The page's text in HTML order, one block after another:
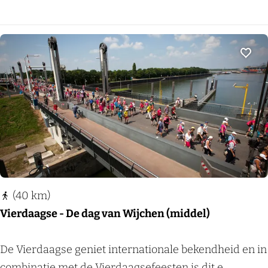
t
a
i
n
b
i
k
e
o
u
e
Vierdaagse - De dag van Wijchen (middel)
V
(40 km)
De Vierdaagse geniet internationale bekendheid en in